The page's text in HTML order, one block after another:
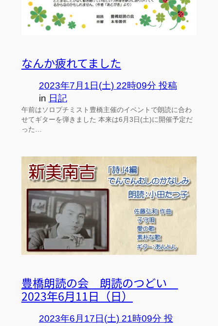
なんか疲れてました
2023年7月1日(土) 22時09分 投稿
in 日記
午前はソロプチミスト豊橋主催のイベントで朗読に合わ
せてギターを弾きました 本来は6月3日(土)に開催予定だ
った…
豊橋朗読の会 朗読のつどい
2023年6月11日（日）
2023年6月17日(土) 21時09分 投